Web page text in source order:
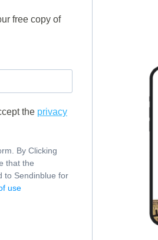
free copy of
the privacy
By Clicking
that the
to Sendinblue for
use